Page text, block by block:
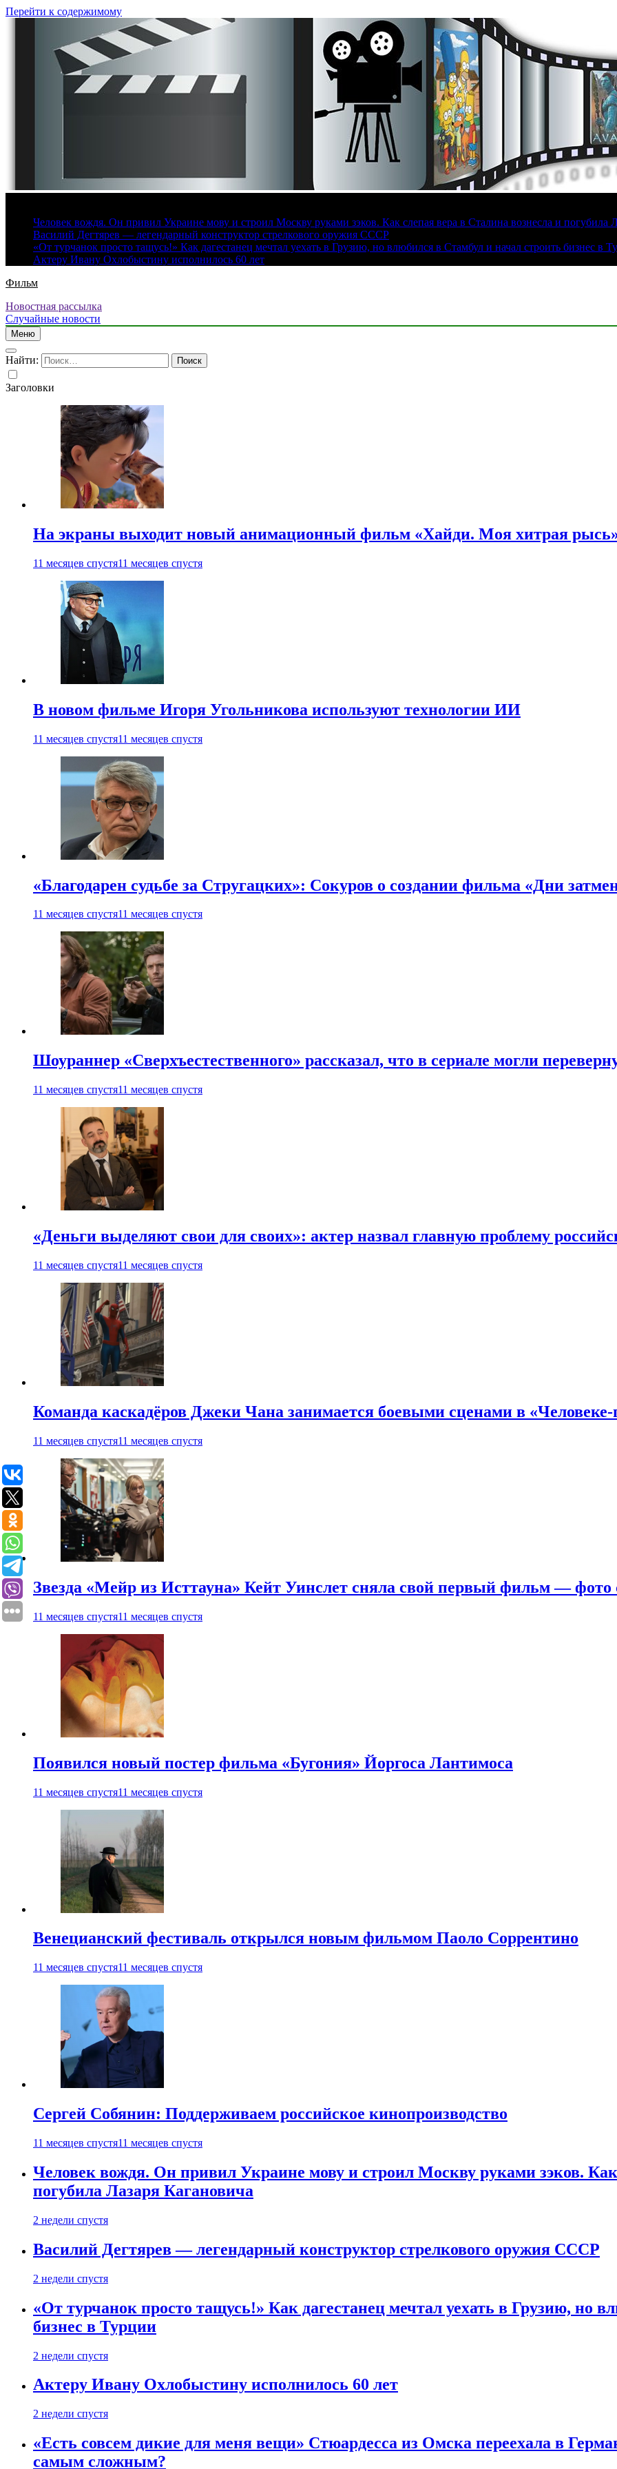
Перейти к содержимому
Человек вождя. Он привил Украине мову и строил Москву руками зэков. Как слепая вера в Сталина вознесла и погубила
Василий Дегтярев — легендарный конструктор стрелкового оружия СССР
«От турчанок просто тащусь!» Как дагестанец мечтал уехать в Грузию, но влюбился в Стамбул и начал строить бизнес в
Актеру Ивану Охлобыстину исполнилось 60 лет
Фильм
Новостная рассылка
Случайные новости
Меню
Найти:
Заголовки
На экраны выходит новый анимационный фильм «Хайди. Моя хитрая
11 месяцев спустя11 месяцев спустя
В новом фильме Игоря Угольникова используют технологии ИИ
11 месяцев спустя11 месяцев спустя
«Благодарен судьбе за Стругацких»: Сокуров о создании фильма «Дни
11 месяцев спустя11 месяцев спустя
Шоураннер «Сверхъестественного» рассказал, что в сериале могли
11 месяцев спустя11 месяцев спустя
«Деньги выделяют свои для своих»: актер назвал главную проблему
11 месяцев спустя11 месяцев спустя
Команда каскадёров Джеки Чана занимается боевыми сценами в «Человеке-
11 месяцев спустя11 месяцев спустя
Звезда «Мейр из Исттауна» Кейт Уинслет сняла свой первый фильм — фото
11 месяцев спустя11 месяцев спустя
Появился новый постер фильма «Бугония» Йоргоса Лантимоса
11 месяцев спустя11 месяцев спустя
Венецианский фестиваль открылся новым фильмом Паоло Соррентино
11 месяцев спустя11 месяцев спустя
Сергей Собянин: Поддерживаем российское кинопроизводство
11 месяцев спустя11 месяцев спустя
Человек вождя. Он привил Украине мову и строил Москву руками зэков.
погубила Лазаря Кагановича
2 недели спустя
Василий Дегтярев — легендарный конструктор стрелкового оружия СССР
2 недели спустя
«От турчанок просто тащусь!» Как дагестанец мечтал уехать в Грузию, но
бизнес в Турции
2 недели спустя
Актеру Ивану Охлобыстину исполнилось 60 лет
2 недели спустя
«Есть совсем дикие для меня вещи» Стюардесса из Омска переехала в
самым сложным?